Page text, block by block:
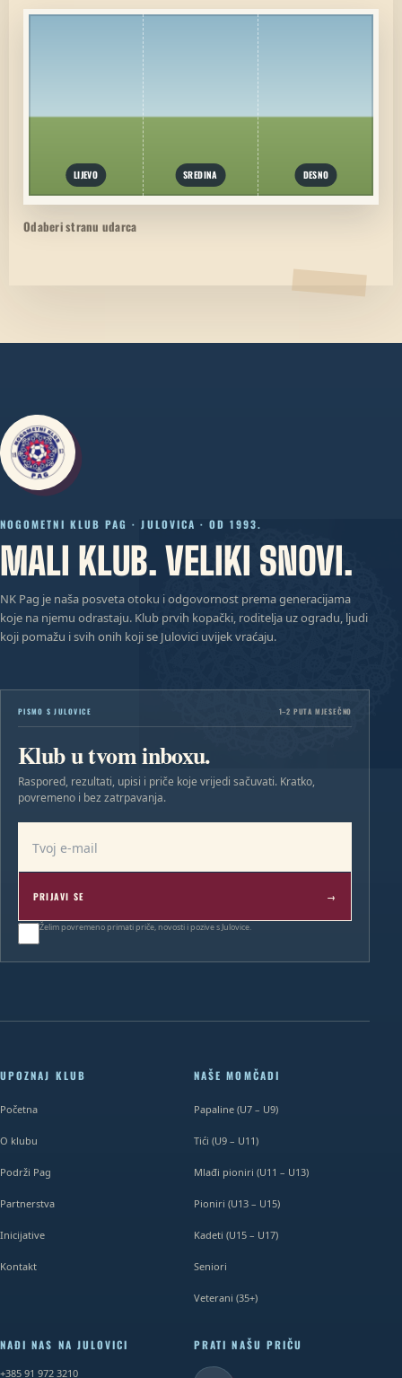
LIJEVO SREDINA DESNO
Odaberi stranu udarca
NOGOMETNI KLUB PAG · JULOVICA · OD 1993.
MALI KLUB. VELIKI SNOVI.
NK Pag je naša posveta otoku i odgovornost prema generacijama
koje na njemu odrastaju. Klub prvih kopački, roditelja uz ogradu, ljudi
koji pomažu i svih onih koji se Julovici uvijek vraćaju.
PISMO S JULOVICE 1–2 PUTA MJESEČNO
Klub u tvom inboxu.
Raspored, rezultati, upisi i priče koje vrijedi sačuvati. Kratko,
povremeno i bez zatrpavanja.
PRIJAVI SE →
Želim povremeno primati priče, novosti i pozive s Julovice.
UPOZNAJ KLUB
Početna
O klubu
Podrži Pag
Partnerstva
Inicijative
Kontakt
NAŠE MOMČADI
Papaline (U7 – U9)
Tići (U9 – U11)
Mlađi pioniri (U11 – U13)
Pioniri (U13 – U15)
Kadeti (U15 – U17)
Seniori
Veterani (35+)
NAĐI NAS NA JULOVICI
+385 91 972 3210
PRATI NAŠU PRIČU